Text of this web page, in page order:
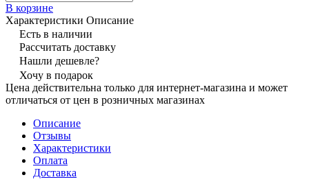
В корзине
Характеристики Описание
Есть в наличии
Рассчитать доставку
Нашли дешевле?
Хочу в подарок
Цена действительна только для интернет-магазина и может
отличаться от цен в розничных магазинах
Описание
Отзывы
Характеристики
Оплата
Доставка